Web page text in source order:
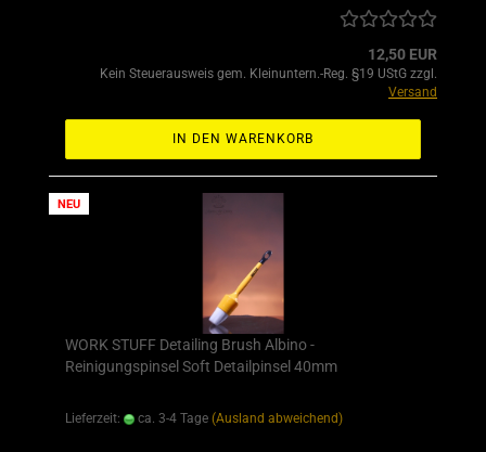
12,50 EUR
Kein Steuerausweis gem. Kleinuntern.-Reg. §19 UStG zzgl.
Versand
IN DEN WARENKORB
NEU
WORK STUFF Detailing Brush Albino -
Reinigungspinsel Soft Detailpinsel 40mm
Lieferzeit: ca. 3-4 Tage (Ausland abweichend)